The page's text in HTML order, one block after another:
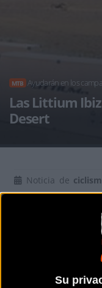
Su
MTB Ayudarán en los
Las Littium
Desert
Noticia de
2015a las12:13hen